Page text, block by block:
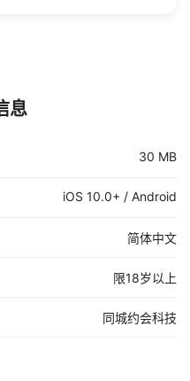
息
30 MB
iOS 10.0+ / Android
简体中文
限18岁以上
同城约会科技